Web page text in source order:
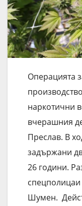
Операцията
наркотични
вчерашния
Преслав. В
задържани
26 години.
Шумен.